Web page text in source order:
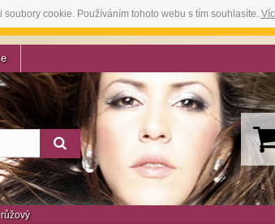
cookie. Používáním tohoto webu s tím souhlasíte.